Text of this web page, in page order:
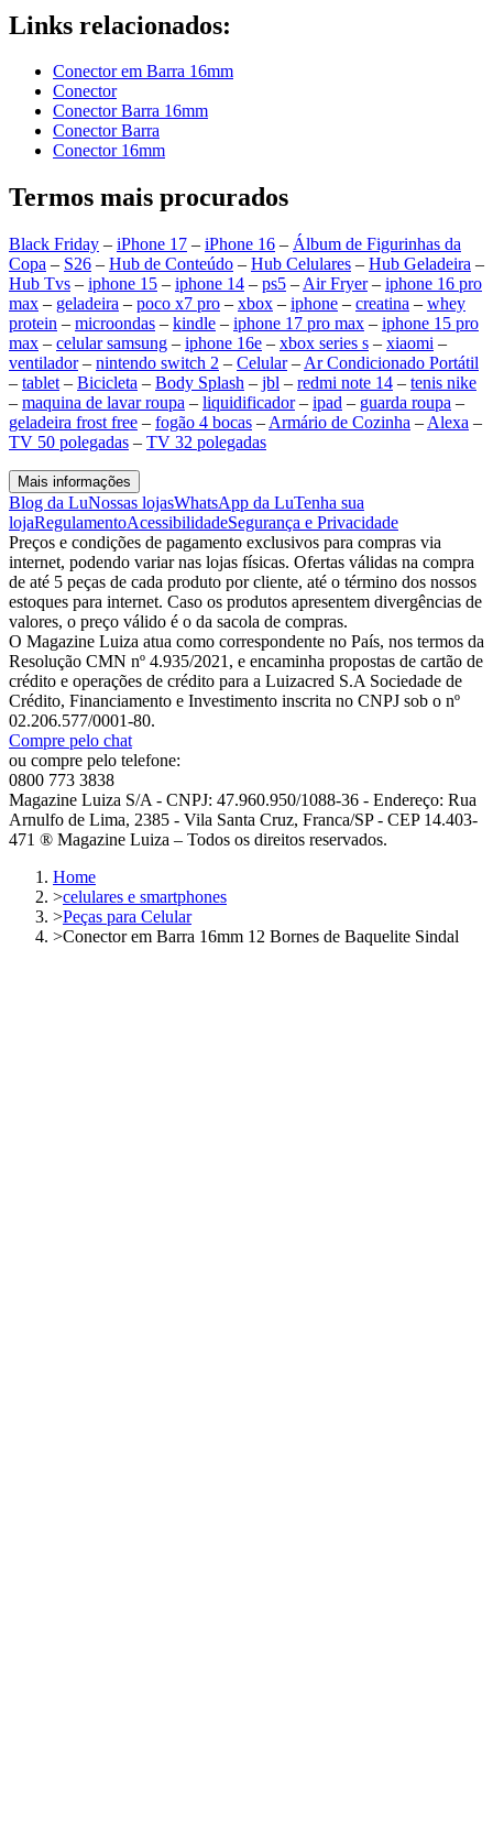
Links relacionados:
Conector em Barra 16mm
Conector
Conector Barra 16mm
Conector Barra
Conector 16mm
Termos mais procurados
Black Friday – iPhone 17 – iPhone 16 – Álbum de Figurinhas da
Copa – S26 – Hub de Conteúdo – Hub Celulares – Hub Geladeira –
Hub Tvs – iphone 15 – iphone 14 – ps5 – Air Fryer– iphone 16 pro
max – geladeira – poco x7 pro – xbox – iphone – creatina – whey
protein – microondas – kindle – iphone 17 pro max – iphone 15 pro
max – celular samsung – iphone 16e – xbox series s – xiaomi –
ventilador– nintendo switch 2 – Celular– Ar Condicionado Portátil
– tablet – Bicicleta – Body Splash – jbl – redmi note 14 – tenis nike
– maquina de lavar roupa – liquidificador– ipad – guarda roupa –
geladeira frost free – fogão 4 bocas – Armário de Cozinha – Alexa –
TV 50 polegadas – TV 32 polegadas
Mais informações
Blog da LuNossas lojasWhatsApp da LuTenha sua
lojaRegulamentoAcessibilidadeSegurança e Privacidade
Preços e condições de pagamento exclusivos para compras via
internet, podendo variar nas lojas físicas. Ofertas válidas na compra
de até 5 peças de cada produto por cliente, até o término dos nossos
estoques para internet. Caso os produtos apresentem divergências de
valores, o preço válido é o da sacola de compras.
O Magazine Luiza atua como correspondente no País, nos termos da
Resolução CMN nº 4.935/2021, e encaminha propostas de cartão de
crédito e operações de crédito para a Luizacred S.A Sociedade de
Crédito, Financiamento e Investimento inscrita no CNPJ sob o nº
02.206.577/0001-80.
Compre pelo chat
ou compre pelo telefone:
0800 773 3838
Magazine Luiza S/A - CNPJ: 47.960.950/1088-36 - Endereço: Rua
Arnulfo de Lima, 2385 - Vila Santa Cruz, Franca/SP - CEP 14.403-
471 ® Magazine Luiza – Todos os direitos reservados.
Home
>celulares e smartphones
>Peças para Celular
>Conector em Barra 16mm 12 Bornes de Baquelite Sindal